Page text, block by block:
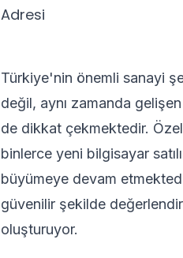
Adresi
Türkiye'nin önemli sanayi
değil, aynı zamanda
de dikkat çekmektedir.
binlerce yeni bilgisayar
büyümeye devam
güvenilir şekilde
oluşturuyor.